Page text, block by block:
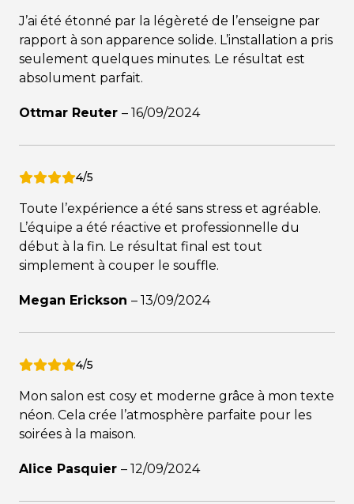
J’ai été étonné par la légèreté de l’enseigne par
rapport à son apparence solide. L’installation a pris
seulement quelques minutes. Le résultat est
absolument parfait.
Ottmar Reuter – 16/09/2024
4/5
Toute l’expérience a été sans stress et agréable.
L’équipe a été réactive et professionnelle du
début à la fin. Le résultat final est tout
simplement à couper le souffle.
Megan Erickson – 13/09/2024
4/5
Mon salon est cosy et moderne grâce à mon texte
néon. Cela crée l’atmosphère parfaite pour les
soirées à la maison.
Alice Pasquier – 12/09/2024